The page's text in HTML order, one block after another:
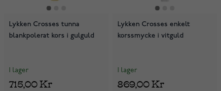
Lykken Crosses tunna
blankpolerat kors i gulguld
I lager
715,00 Kr
Lykken Crosses enkelt
korssmycke i vitguld
I lager
869,00 Kr